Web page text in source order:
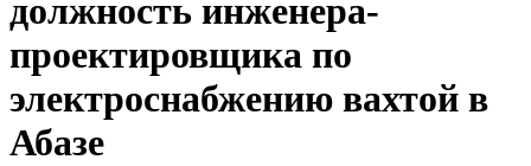
должность инженера-
проектировщика по
электроснабжению вахтой в
Абазе